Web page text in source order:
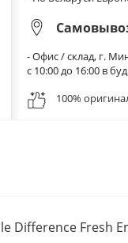
- Офис / склад, г.
с 10:00 до 16:00 в
100%
Difference Fresh